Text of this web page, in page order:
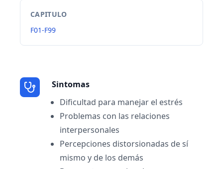
CAPITULO
F01-F99
Sintomas
Dificultad para manejar el estrés
Problemas con las relaciones
interpersonales
Percepciones distorsionadas de sí
mismo y de los demás